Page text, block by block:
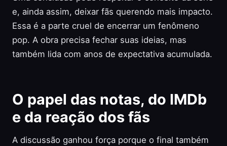
e, ainda assim, deixar fãs querendo mais impacto.
Essa é a parte cruel de encerrar um fenômeno
pop. A obra precisa fechar suas ideias, mas
também lida com anos de expectativa acumulada.
O papel das notas, do IMDb
e da reação dos fãs
A discussão ganhou força porque o final também